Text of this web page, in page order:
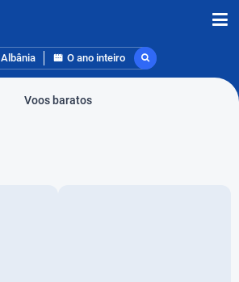
Albânia O ano inteiro
Voos baratos